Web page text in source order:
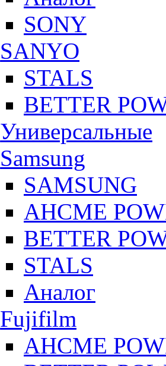
SONY
SANYO
STALS
BETTER
Универсальные
Samsung
SAMSUNG
AHCME
BETTER
STALS
Аналог
Fujifilm
AHCME